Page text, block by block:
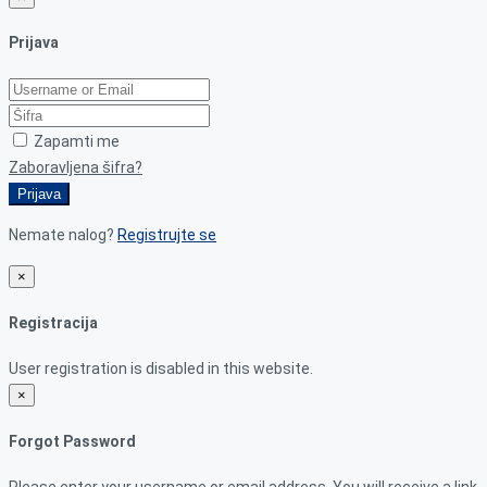
Prijava
Zapamti me
Zaboravljena šifra?
Prijava
Nemate nalog? Registrujte se
×
Registracija
User registration is disabled in this website.
×
Forgot Password